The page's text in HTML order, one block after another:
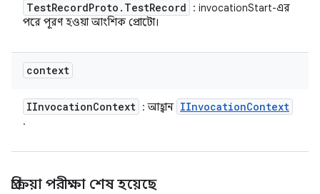
TestRecordProto . TestRecord
: invocationStart-এর
পরে পূরণ হওয়া আংশিক প্রোটো।
context
IInvocationContext : আহ্বান IInvocationContext
.
প্রক্রিয়া পরীক্ষা শেষ হয়েছে